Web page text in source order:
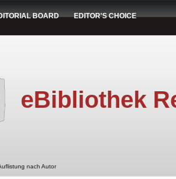
BOARD EDITOR'S CHOICE
eBibliothek
nach Autor